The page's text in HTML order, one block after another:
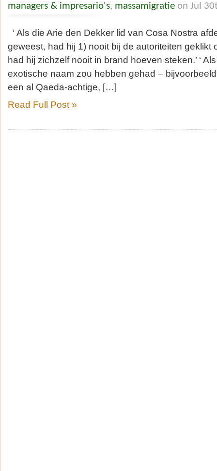
managers & impresario's, massamigratie on Jul
‘ Als die Arie den Dekker lid van Cosa Nostra
geweest, had hij 1) nooit bij de autoriteiten geklikt
had hij zichzelf nooit in brand hoeven steken.’ ‘
exotische naam zou hebben gehad –
een al Qaeda-achtige, […]
Read Full Post »